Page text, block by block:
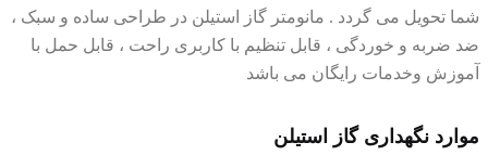
شما تحویل می گردد . مانومتر گاز استیلن در طراحی ساده و سبک ،
ضد ضربه و خوردگی ، قابل تنظیم با کاربری راحت ، قابل حمل با
آموزش وخدمات رایگان می باشد
موارد نگهداری گاز استیلن